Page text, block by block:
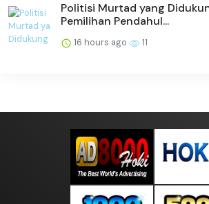
Politisi Murtad yang
Pemilihan Pendahul...
16 hours ago 11